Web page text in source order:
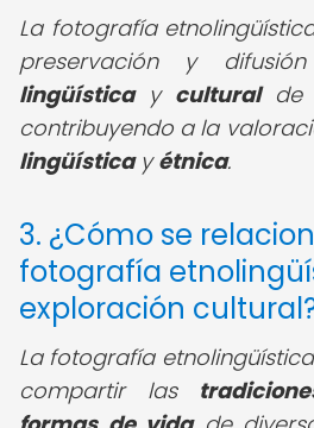
La fotografía
preservación y
lingüísticay culturalde
contribuyendo a la
lingüísticayétnica.
3. ¿Cómo se
fotografía
exploración
La fotografía
compartir las